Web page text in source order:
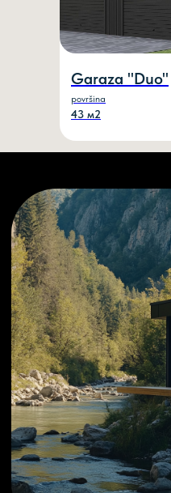
Garaza "Duo"
površina
43 м2